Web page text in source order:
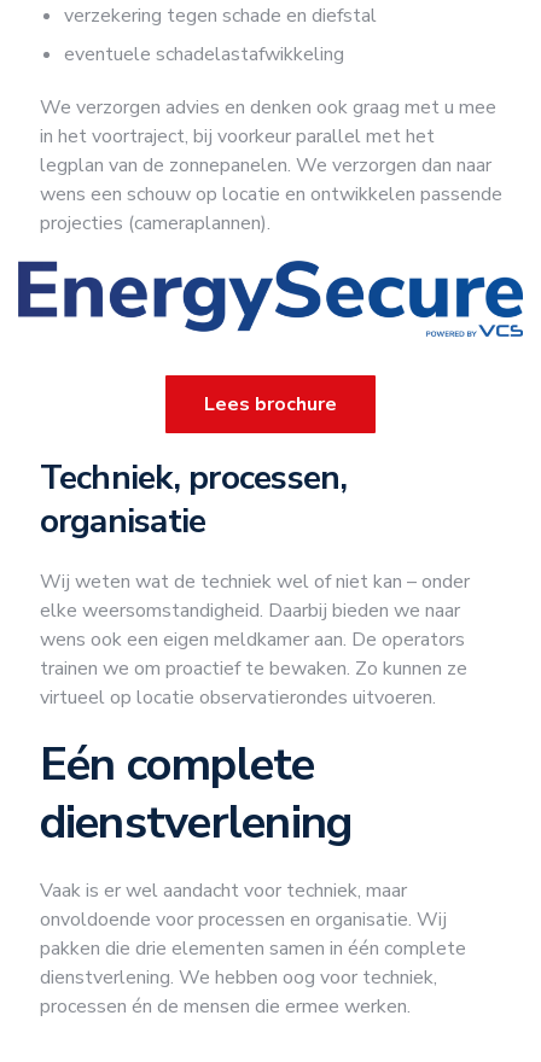
verzekering tegen schade en diefstal
eventuele schadelastafwikkeling
We verzorgen advies en denken ook graag met u mee
in het voortraject, bij voorkeur parallel met het
legplan van de zonnepanelen. We verzorgen dan naar
wens een schouw op locatie en ontwikkelen passende
projecties (cameraplannen).
Lees brochure
Techniek, processen,
organisatie
Wij weten wat de techniek wel of niet kan – onder
elke weersomstandigheid. Daarbij bieden we naar
wens ook een eigen meldkamer aan. De operators
trainen we om proactief te bewaken. Zo kunnen ze
virtueel op locatie observatierondes uitvoeren.
Eén complete
dienstverlening
Vaak is er wel aandacht voor techniek, maar
onvoldoende voor processen en organisatie. Wij
pakken die drie elementen samen in één complete
dienstverlening. We hebben oog voor techniek,
processen én de mensen die ermee werken.